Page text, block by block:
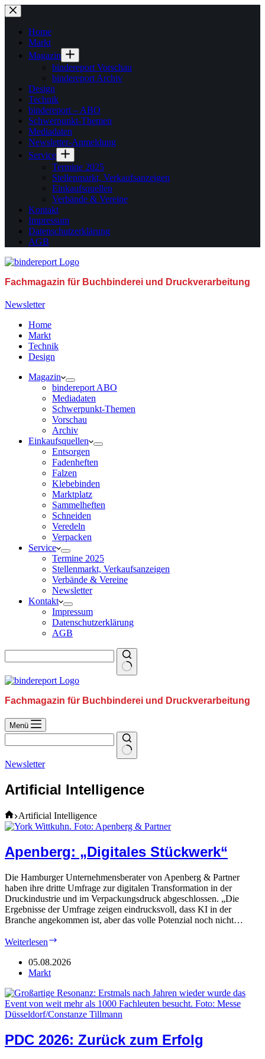
Zum
Inhalt
springenHome
Markt
Magazin
bindereport Vorschau
bindereport Archiv
Design
Technik
bindereport – ABO
Schwerpunkt-Themen
Mediadaten
Newsletter-Anmeldung
Service
Termine 2025
Stellenmarkt, Verkaufsanzeigen
Einkaufsquellen
Verbände & Vereine
Kontakt
Impressum
Datenschutzerklärung
AGB
Fachmagazin für Buchbinderei und Druckverarbeitung
Newsletter
Home
Markt
Technik
Design
Magazin
bindereport ABO
Mediadaten
Schwerpunkt-Themen
Vorschau
Archiv
Einkaufsquellen
Entsorgen
Fadenheften
Falzen
Klebebinden
Marktplatz
Sammelheften
Schneiden
Veredeln
Verpacken
Service
Termine 2025
Stellenmarkt, Verkaufsanzeigen
Verbände & Vereine
Newsletter
Kontakt
Impressum
Datenschutzerklärung
AGB
Fachmagazin für Buchbinderei und Druckverarbeitung
Menü
Newsletter
Artificial Intelligence
Home
Artificial Intelligence
Apenberg: „Digitales Stückwerk“
Die Hamburger Unternehmensberater von Apenberg & Partner
haben ihre dritte Umfrage zur digitalen Transformation in der
Druckindustrie und im Verpackungsdruck abgeschlossen. „Die
Ergebnisse der Umfrage zeigen eindrucksvoll, dass KI in der
Branche angekommen ist, aber das volle Potenzial noch nicht…
Weiterlesen
Stückwerk“
05.08.2026
Markt
PDC 2026: Zurück zum Erfolg